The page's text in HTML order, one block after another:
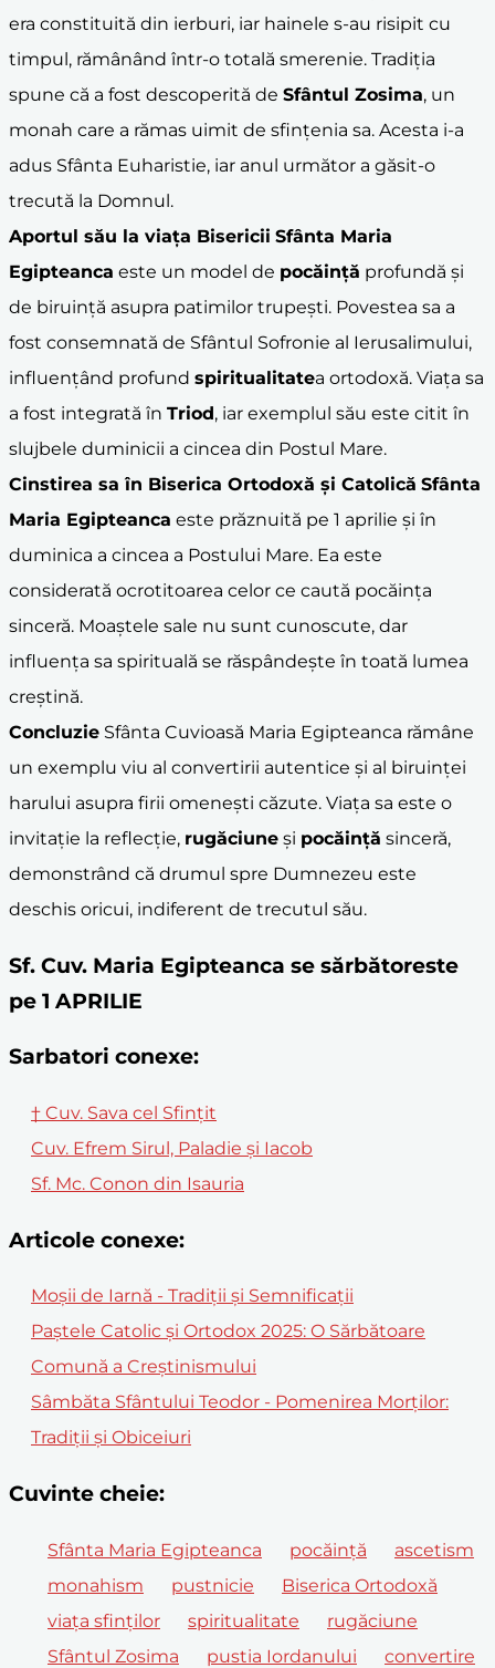
era constituită din ierburi, iar hainele s-au risipit cu
timpul, rămânând într-o totală smerenie. Tradiţia
spune că a fost descoperită de Sfântul Zosima, un
monah care a rămas uimit de sfinţenia sa. Acesta i-a
adus Sfânta Euharistie, iar anul următor a găsit-o
trecută la Domnul.
Aportul său la viaţa Bisericii Sfânta Maria
Egipteanca este un model de pocăinţă profundă şi
de biruinţă asupra patimilor trupeşti. Povestea sa a
fost consemnată de Sfântul Sofronie al Ierusalimului,
influenţând profund spiritualitatea ortodoxă. Viaţa sa
a fost integrată în Triod, iar exemplul său este citit în
slujbele duminicii a cincea din Postul Mare.
Cinstirea sa în Biserica Ortodoxă şi Catolică Sfânta
Maria Egipteanca este prăznuită pe 1 aprilie şi în
duminica a cincea a Postului Mare. Ea este
considerată ocrotitoarea celor ce caută pocăinţa
sinceră. Moaştele sale nu sunt cunoscute, dar
influenţa sa spirituală se răspândeşte în toată lumea
creştină.
Concluzie Sfânta Cuvioasă Maria Egipteanca rămâne
un exemplu viu al convertirii autentice şi al biruinţei
harului asupra firii omeneşti căzute. Viaţa sa este o
invitaţie la reflecţie, rugăciune şi pocăinţă sinceră,
demonstrând că drumul spre Dumnezeu este
deschis oricui, indiferent de trecutul său.
Sf. Cuv. Maria Egipteanca se sărbătoreste
pe 1 APRILIE
Sarbatori conexe:
† Cuv. Sava cel Sfinţit
Cuv. Efrem Sirul, Paladie şi Iacob
Sf. Mc. Conon din Isauria
Articole conexe:
Moșii de Iarnă - Tradiții și Semnificații
Paștele Catolic și Ortodox 2025: O Sărbătoare
Comună a Creștinismului
Sâmbăta Sfântului Teodor - Pomenirea Morților:
Tradiții și Obiceiuri
Cuvinte cheie:
Sfânta Maria Egipteanca pocăinţă
ascetism
monahism
pustnicie
Biserica Ortodoxă
viaţa sfinţilor
spiritualitate
rugăciune
Sfântul Zosima
pustia Iordanului convertire